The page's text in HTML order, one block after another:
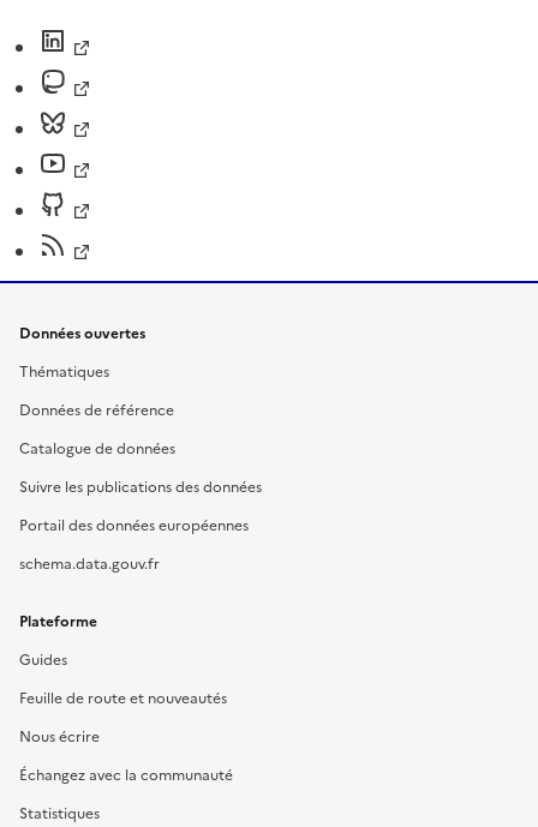
Données ouvertes
Thématiques
Données de référence
Catalogue de données
Suivre les publications des données
Portail des données européennes
schema.data.gouv.fr
Plateforme
Guides
Feuille de route et nouveautés
Nous écrire
Échangez avec la communauté
Statistiques